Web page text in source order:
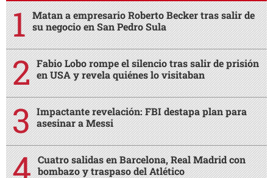
Matan a empresario Roberto Becker tras salir de
su negocio en San Pedro Sula
Fabio Lobo rompe el silencio tras salir de prisión
en USA y revela quiénes lo visitaban
Impactante revelación: FBI destapa plan para
asesinar a Messi
Cuatro salidas en Barcelona, Real Madrid con
bombazo y traspaso del Atlético